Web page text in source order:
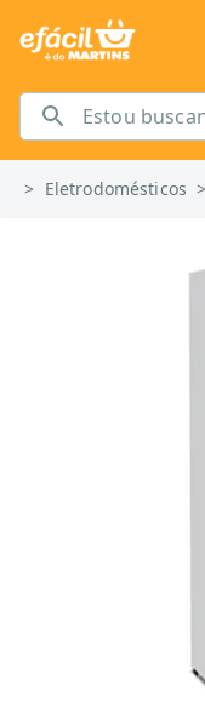
> Eletrodomésticos >